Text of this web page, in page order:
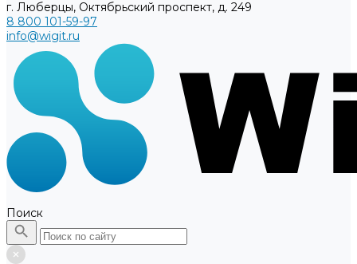
г. Люберцы, Октябрьский проспект, д. 249
8 800 101-59-97
info@wigit.ru
Поиск